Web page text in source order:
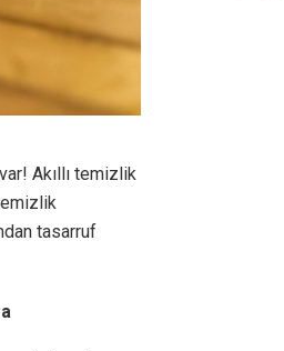
Akıllı temizlik
tasarruf